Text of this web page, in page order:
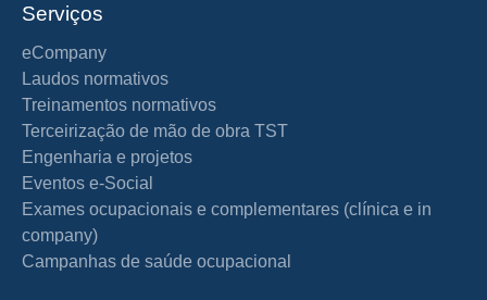
Serviços
eCompany
Laudos normativos
Treinamentos normativos
Terceirização de mão de obra TST
Engenharia e projetos
Eventos e-Social
Exames ocupacionais e complementares (clínica e in
company)
Campanhas de saúde ocupacional